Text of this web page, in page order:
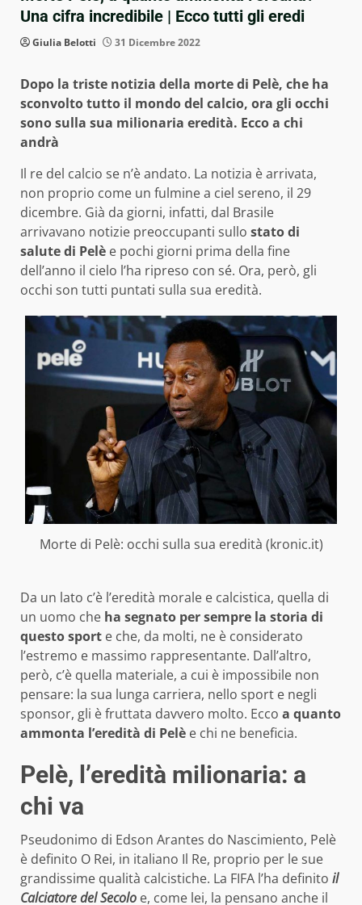
Una cifra incredibile | Ecco tutti gli eredi
Giulia Belotti 31 Dicembre 2022
Dopo la triste notizia della morte di Pelè, che ha
sconvolto tutto il mondo del calcio, ora gli occhi
sono sulla sua milionaria eredità. Ecco a chi
andrà
Il re del calcio se n’è andato. La notizia è arrivata,
non proprio come un fulmine a ciel sereno, il 29
dicembre. Già da giorni, infatti, dal Brasile
arrivavano notizie preoccupanti sullo stato di
salute di Pelè e pochi giorni prima della fine
dell’anno il cielo l’ha ripreso con sé. Ora, però, gli
occhi son tutti puntati sulla sua eredità.
Morte di Pelè: occhi sulla sua eredità (kronic.it)
Da un lato c’è l’eredità morale e calcistica, quella di
un uomo che ha segnato per sempre la storia di
questo sport e che, da molti, ne è considerato
l’estremo e massimo rappresentante. Dall’altro,
però, c’è quella materiale, a cui è impossibile non
pensare: la sua lunga carriera, nello sport e negli
sponsor, gli è fruttata davvero molto. Ecco a quanto
ammonta l’eredità di Pelè e chi ne beneficia.
Pelè, l’eredità milionaria: a
chi va
Pseudonimo di Edson Arantes do Nascimiento, Pelè
è definito O Rei, in italiano Il Re, proprio per le sue
grandissime qualità calcistiche. La FIFA l’ha definito il
Calciatore del Secolo e, come lei, la pensano anche il